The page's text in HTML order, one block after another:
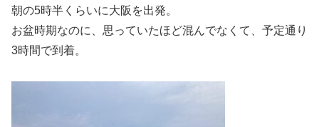
朝の5時半くらいに大阪を出発。
お盆時期なのに、思っていたほど混んでなくて、予定通り
3時間で到着。